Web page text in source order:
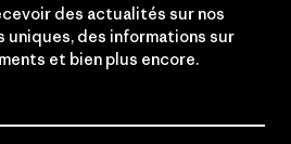
des actualités sur nos
des informations sur
et bien plus encore.